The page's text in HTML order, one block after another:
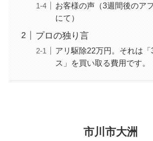
お客様の声（3週間後のア
にて）
プロの独り言
アリ駆除22万円。それは
ス」を買い取る費用です。
市川市大洲